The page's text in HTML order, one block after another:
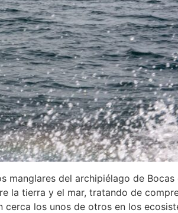
manglares del archipiélago de Bocas
la tierra y el mar, tratando de
los unos de otros en los